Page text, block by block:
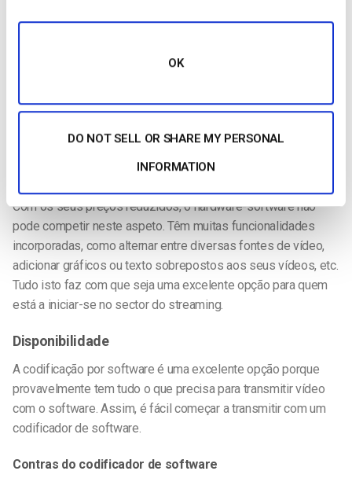
OK
DO NOT SELL OR SHARE MY PERSONAL
INFORMATION
Actualizações
As actualizações são complexas, especialmente quando
Prós do codificador de software
A codificação por software é a opção mais económica,
Com os seus preços reduzidos, o hardware-software não
pode competir neste aspeto. Têm muitas funcionalidades
incorporadas, como alternar entre diversas fontes de vídeo,
adicionar gráficos ou texto sobrepostos aos seus vídeos, etc.
Tudo isto faz com que seja uma excelente opção para quem
está a iniciar-se no sector do streaming.
Disponibilidade
A codificação por software é uma excelente opção porque
provavelmente tem tudo o que precisa para transmitir vídeo
com o software. Assim, é fácil começar a transmitir com um
codificador de software.
Contras do codificador de software